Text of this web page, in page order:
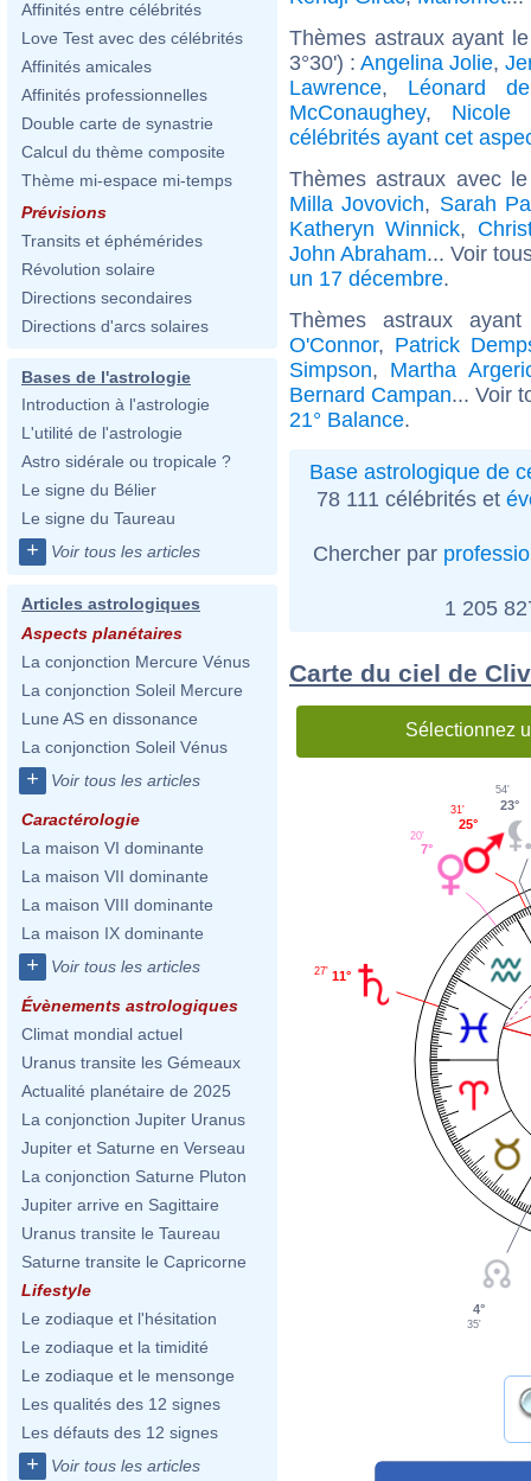
Affinités entre célébrités
Love Test avec des célébrités
Affinités amicales
Affinités professionnelles
Double carte de synastrie
Calcul du thème composite
Thème mi-espace mi-temps
Prévisions
Transits et éphémérides
Révolution solaire
Directions secondaires
Directions d'arcs solaires
Bases de l'astrologie
Introduction à l'astrologie
L'utilité de l'astrologie
Astro sidérale ou tropicale ?
Le signe du Bélier
Le signe du Taureau
+ Voir tous les articles
Articles astrologiques
Aspects planétaires
La conjonction Mercure Vénus
La conjonction Soleil Mercure
Lune AS en dissonance
La conjonction Soleil Vénus
+ Voir tous les articles
Caractérologie
La maison VI dominante
La maison VII dominante
La maison VIII dominante
La maison IX dominante
+ Voir tous les articles
Évènements astrologiques
Climat mondial actuel
Uranus transite les Gémeaux
Actualité planétaire de 2025
La conjonction Jupiter Uranus
Jupiter et Saturne en Verseau
La conjonction Saturne Pluton
Jupiter arrive en Sagittaire
Uranus transite le Taureau
Saturne transite le Capricorne
Lifestyle
Le zodiaque et l'hésitation
Le zodiaque et la timidité
Le zodiaque et le mensonge
Les qualités des 12 signes
Les défauts des 12 signes
+ Voir tous les articles
Thèmes astraux ayant
3°30') : Angelina Jolie,
Lawrence, Léonard
McConaughey, Nicole
célébrités ayant cet
Thèmes astraux avec
Milla Jovovich, Sarah
Katheryn Winnick,
John Abraham... Voir
un 17 décembre.
Thèmes astraux
O'Connor, Patrick
Simpson, Martha
Bernard Campan... Voir
21° Balance.
Base astrologique de
78 111 célébrités et
Chercher par
1 205
Carte du ciel de
Sélectionnez
23°
54'
25°
31'
7°
20'
11°
27'
4°
35'